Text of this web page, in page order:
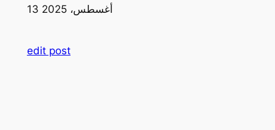
13 أغسطس، 2025
edit post